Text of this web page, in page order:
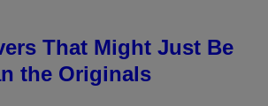
That Might Just Be
the Originals